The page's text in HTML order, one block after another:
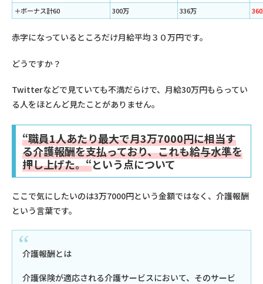
＋ボーナス計60
300万 336万
赤字になっているところだけ月給平均３０万円です。
どうですか？
Twitterなどで見ていても不満だらけで、月給30万円もらってい
る人をほとんど見たことがありません。
“職員1人あたり最大で月3万7000円に相当す
る介護報酬を支払っており、これも給与水準を
押し上げた。“という点について
ここで気にしたいのは3万7000円という金額ではなく、介護報酬
という言葉です。
介護報酬とは
介護保険が適応される介護サービスにおいて、そのサービ